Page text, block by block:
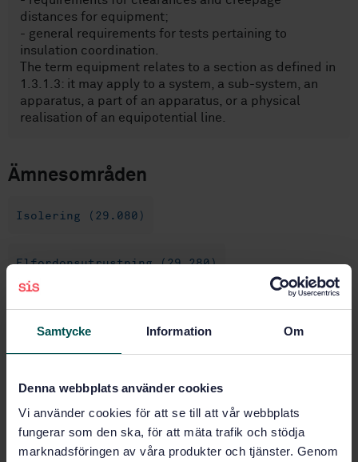
Samtycke Information Om
Denna webbplats använder cookies
Vi använder cookies för att se till att vår webbplats
fungerar som den ska, för att mäta trafik och stödja
marknadsföringen av våra produkter och tjänster. Genom
distances for equipment;
- general requirements for tests pertaining to
insulation coordination.
The term equipment relates to a section as defined in
1.3.1.3: it may apply to a system, a sub-system, an
apparatus, a part of an apparatus, or a physical
realisation of an equipotential line.
Ämnesområden
Isolering (29.080)
Elfordonsutrustning (29.280)
Järnvägsteknik Allmänt (45.020)
STANDARD
SVENSK STANDARD· SS-EN 50124-1
Järnvägsanläggningar - Isolationskoordination - Del